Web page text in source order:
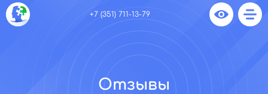
+7 (351) 711-13-79
Отзывы